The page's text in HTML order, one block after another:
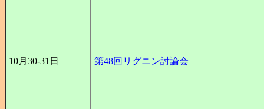
10月30-31日 第48回リグニン討論会